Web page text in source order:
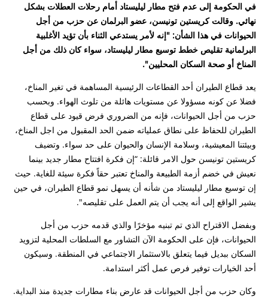
في الحكومة إلى عدم فتح مطار ليليستاد أمام رحلات العطلات بشكل
نهائي. وقالت كريستين تونيسن، عضو البرلمان عن حزب من أجل
الحيوانات في هذا الشأن: "إنه لأمر يستدعي الثناء بأن تؤيد الأغلبية
البرلمانية تقليص خطط توسيع مطار ليليستاد، سواء كان ذلك من أجل
المناخ أو صحة السكان المحليين".
يعد قطاع الطيران أحد القطاعات الرئيسية المساهمة في تغير المناخ،
فضلا عن كونه مسؤولا عن مستويات هائلة من تلوث الهواء. وبحسب
حزب من أجل الحيوانات، فإنه من الضروري فرض قيود على قطاع
الطيران للحفاظ على نطاق عملياته ضمن الحد المقبول من اجل المناخ،
وبيئتنا المعيشية، وسلامة الإنسان والحيوان على حد سواء. وتضيف
كريستين تونيسن حول الامر قائلة: “إن فكرة افتتاح مطار جديد بينما
نعيش في خضم أزمة الطبيعة والمناخ تعتبر حقاً فكرة سيئة للغاية. حيث
إن توسيع مطار ليليستاد من شأنه أن يسهل نمو قطاع الطيران، في حين
يشير الواقع إلى أنه يجب أن يتم العمل على تقليصه".
وبفضل الاقتراح الذي تم تبنيه مؤخرًا والذي قدمه حزب من أجل
الحيوانات، فإن على الحكومة الآن التشاور مع السلطات المحلية لتزويد
السكان ببديل فيما يتعلق بالاستثمار الاجتماعي في المنطقة. وسيكون
أحد الخيارات توفير فرص عمل أكثر استدامة.
وكان حزب من أجل الحيوانات قد عارض بناء مطارات جديدة منذ البداية.